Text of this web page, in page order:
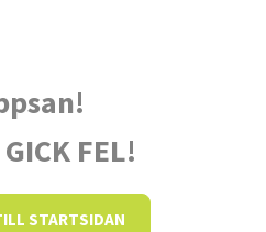
FEL!
STARTSIDAN